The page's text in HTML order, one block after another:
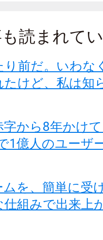
読まれて
り前だ。いわな
たけど、私は知
から8年かけ
1億人のユーザ
ムを、簡単に受
仕組みで出来上